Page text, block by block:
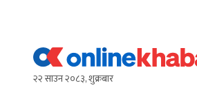
content२२ साउन २०८३, शुक्रबार